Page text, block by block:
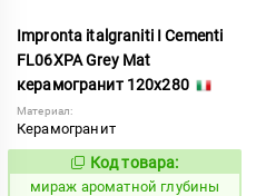
Impronta italgraniti I Cementi
FL06XPA Grey Mat
керамогранит 120x280
Материал:
Керамогранит
984642
Код товара:
мираж ароматной глубины